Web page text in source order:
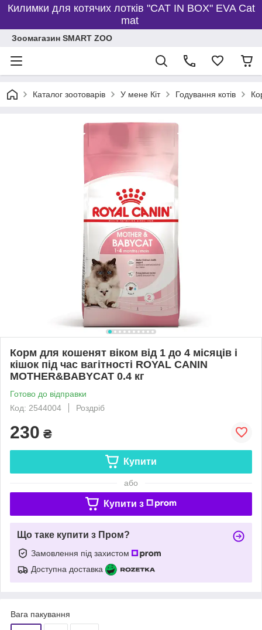
Килимки для котячих лотків "CAT IN BOX" EVA Cat
mat
Зоомагазин SMART ZOO
Каталог зоотоварів У мене Кіт Годування котів
Корм для кошенят віком від 1 до 4 місяців і
кішок під час вагітності ROYAL CANIN
MOTHER&BABYCAT 0.4 кг
Готово до відправки
Код: 2544004
Роздріб
230 ₴
Купити
або
Купити з
Що таке купити з Пром?
Замовлення під захистом
Доступна доставка
Вага пакування